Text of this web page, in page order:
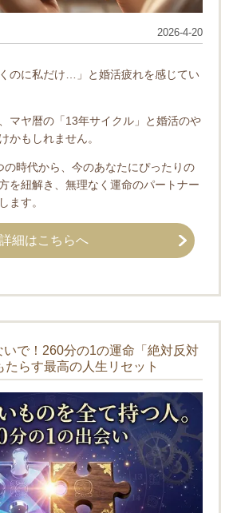
2026-4-20
くのに私だけ…」と婚活疲れを感じてい
マヤ暦の「13年サイクル」と婚活のや
かもしれません。
の時代から、今のあなたにぴったりの
を紐解き、無理なく運命のパートナー
ます。
詳細はこちらへ
で！260分の1の運命「絶対反対
たらす最高の人生リセット